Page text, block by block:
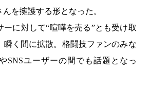
を擁護する形となった。
ーに対して“喧嘩を売る”とも受け取
瞬く間に拡散。格闘技ファンのみな
SNSユーザーの間でも話題となっ